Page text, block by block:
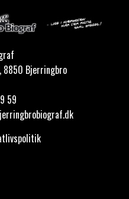
8850 Bjerringbro
59